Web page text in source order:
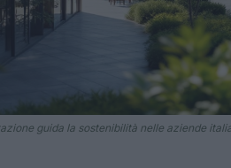
guida la sostenibilità nelle aziende